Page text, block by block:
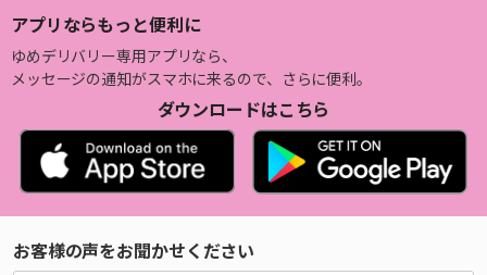
アプリならもっと便利に
ゆめデリバリー専用アプリなら、
メッセージの通知がスマホに来るので、さらに便利。
ダウンロードはこちら
お客様の声をお聞かせください